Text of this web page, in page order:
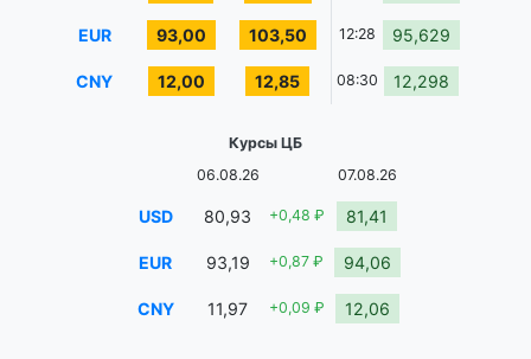
EUR 93,00 103,50 12:28 95,629
CNY 12,00 12,85 08:30 12,298
Курсы ЦБ
06.08.26
07.08.26
USD 80,93 +0,48 ₽ 81,41
EUR 93,19 +0,87 ₽ 94,06
CNY 11,97 +0,09 ₽ 12,06